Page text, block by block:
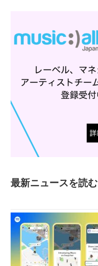
最新ニュースを読む